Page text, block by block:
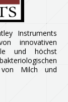
Instruments
innovativen
und höchst
von Milch und